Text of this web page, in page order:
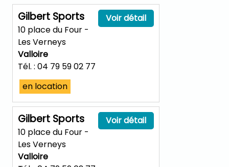
Voir détail
Gilbert Sports
10 place du Four -
Les Verneys
Valloire
Tél. : 04 79 59 02 77
en location
Voir détail
Gilbert Sports
10 place du Four -
Les Verneys
Valloire